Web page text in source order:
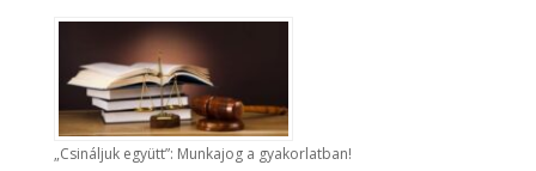
„Csináljuk együtt”: Munkajog a gyakorlatban!